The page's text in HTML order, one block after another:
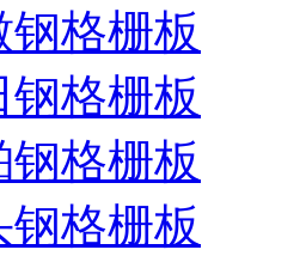
格栅板
格栅板
格栅板
格栅板